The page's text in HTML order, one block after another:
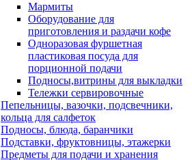
Мармиты
Оборудование для
приготовления и раздачи кофе
Одноразовая фуршетная
пластиковая посуда для
порционной подачи
Подносы,витрины для выкладки
Тележки сервировочные
Пепельницы, вазочки, подсвечники,
кольца для салфеток
Подносы, блюда, баранчики
Подставки, фруктовницы, этажерки
Предметы для подачи и хранения